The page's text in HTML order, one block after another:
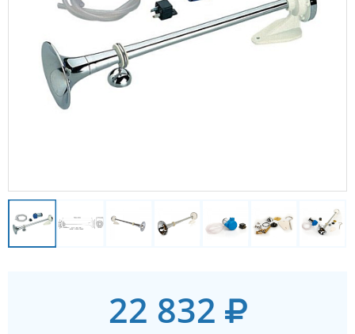
22 832